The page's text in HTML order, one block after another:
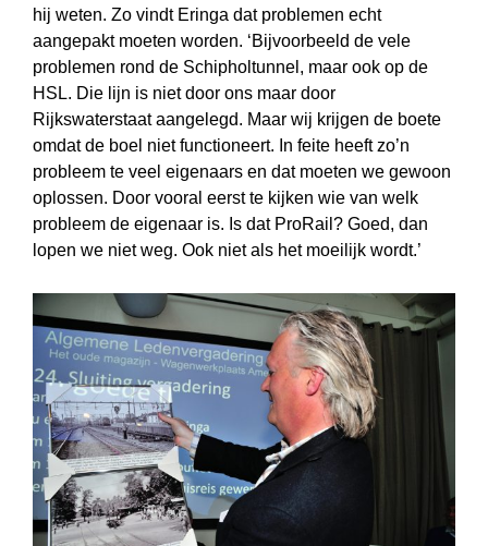
hij weten. Zo vindt Eringa dat problemen echt
aangepakt moeten worden. ‘Bijvoorbeeld de vele
problemen rond de Schipholtunnel, maar ook op de
HSL. Die lijn is niet door ons maar door
Rijkswaterstaat aangelegd. Maar wij krijgen de boete
omdat de boel niet functioneert. In feite heeft zo’n
probleem te veel eigenaars en dat moeten we gewoon
oplossen. Door vooral eerst te kijken wie van welk
probleem de eigenaar is. Is dat ProRail? Goed, dan
lopen we niet weg. Ook niet als het moeilijk wordt.’